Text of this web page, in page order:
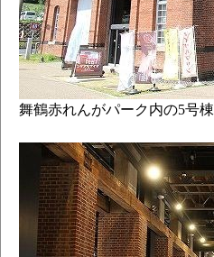
舞鶴赤れんがパーク内の5号棟